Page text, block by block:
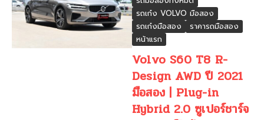
รถเก๋ง VOLVO มือสอง
รถเก๋งมือสอง
ราคารถมือสอง
หน้าแรก
Volvo S60 T8 R-
Design AWD ปี 2021
มือสอง | Plug-in
Hybrid 2.0 ซูเปอร์ชาร์จ